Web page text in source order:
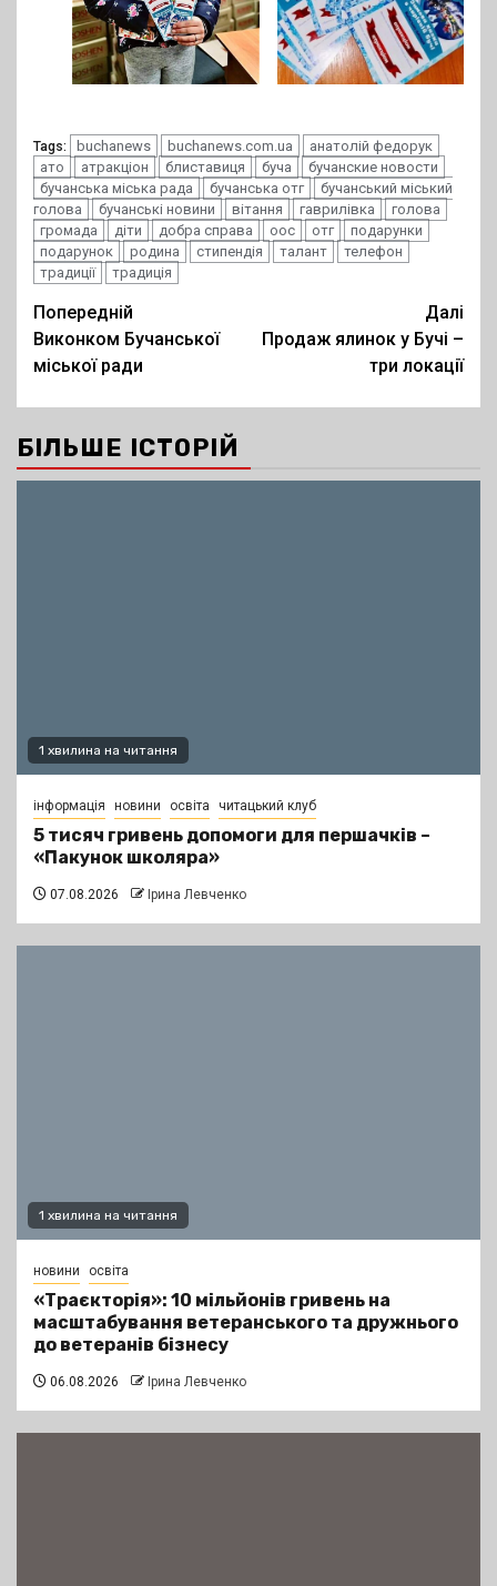
Tags: buchanews buchanews.com.ua
анатолій федорук
ато
атракціон блиставиця буча
бучанские новости
бучанська міська рада
бучанська отг
бучанський міський
голова
бучанські новини вітання гаврилівка
голова
громада
діти добра справа оос отг
подарунки
подарунок
родина стипендія талант
телефон
традиції
традиція
Post
navigation
Попередній
Виконком Бучанської
міської ради
Далі
Продаж ялинок у Бучі –
три локації
БІЛЬШЕ ІСТОРІЙ
1 хвилина на читання
інформація новини освіта читацький клуб
5 тисяч гривень допомоги для першачків –
«Пакунок школяра»
07.08.2026 Ірина Левченко
1 хвилина на читання
новини освіта
«Траєкторія»: 10 мільйонів гривень на
масштабування ветеранського та дружнього
до ветеранів бізнесу
06.08.2026 Ірина Левченко